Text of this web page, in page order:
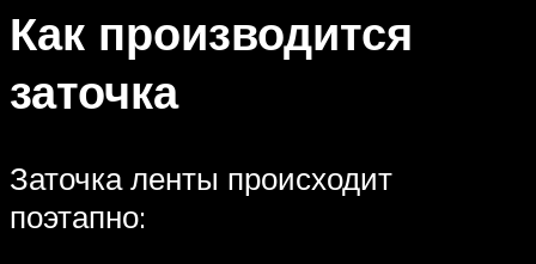
Как производится
заточка
Заточка ленты происходит
поэтапно: